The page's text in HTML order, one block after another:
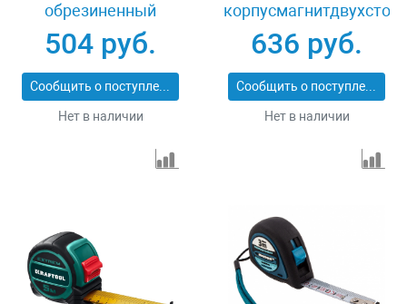
обрезиненный
корпус Gross 32561
504 руб.
Сообщить о поступлении
Нет в наличии
разметканейлон
32574
636 руб.
Сообщить о поступлении
Нет в наличии